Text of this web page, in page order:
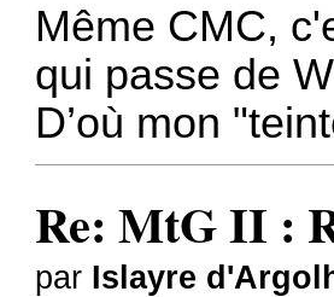
Même CMC,
qui passe de
D’où mon
Re: MtG II :
par Islayre